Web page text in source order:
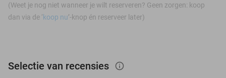
(Weet je nog niet wanneer je wilt reserveren? Geen zorgen: koop
dan via de ‘koop nu’-knop én reserveer later)
Selectie van recensies info_outlined